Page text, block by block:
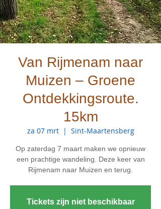
Van Rijmenam naar
Muizen – Groene
Ontdekkingsroute.
15km
za 07 mrt
  |
Sint-Maartensberg
Op zaterdag 7 maart maken we opnieuw
een prachtige wandeling. Deze keer van
Rijmenam naar Muizen en terug.
Tickets zijn niet beschikbaar